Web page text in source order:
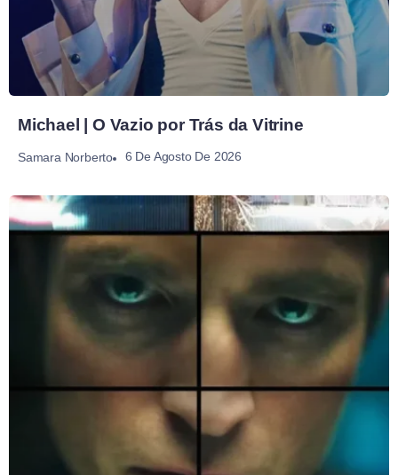
Michael | O Vazio por Trás da Vitrine
Samara Norberto 6 De Agosto De 2026